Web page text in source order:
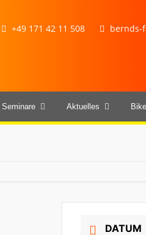
+49 171 42 11 508 bernds-
Seminare Aktuelles
DATUM